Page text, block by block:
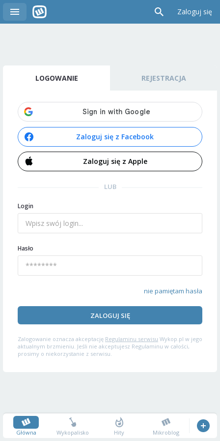
Zaloguj się
LOGOWANIE REJESTRACJA
Zaloguj się z Facebook
Zaloguj się z Apple
LUB
Login
Hasło
nie pamiętam hasła
ZALOGUJ SIĘ
Zalogowanie oznacza akceptację Regulaminu serwisu Wykop.pl w jego
aktualnym brzmieniu. Jeśli nie akceptujesz Regulaminu w całości,
prosimy o niekorzystanie z serwisu.
Główna Wykopalisko Hity Mikroblog